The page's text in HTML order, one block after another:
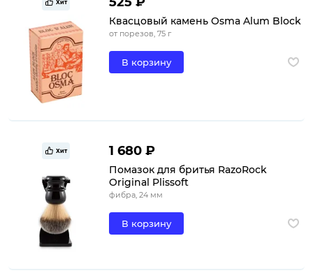
Хит
Квасцовый камень Osma Alum Block
от порезов, 75 г
В корзину
Хит 1 680 ₽
Помазок для бритья RazoRock
Original Plissoft
фибра, 24 мм
В корзину